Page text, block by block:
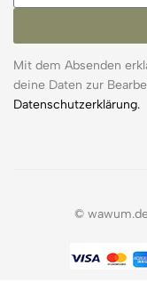
Mit dem Absenden
deine Daten zur
Datenschutzerklärung.
©